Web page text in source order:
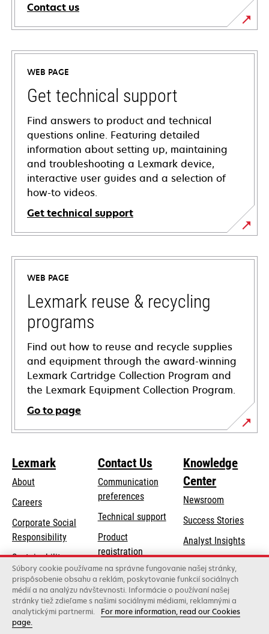
Contact us
WEB PAGE
Get technical support
Find answers to product and technical
questions online. Featuring detailed
information about setting up, maintaining
and troubleshooting a Lexmark device,
interactive user guides and a selection of
how-to videos.
Get technical support
opens
in
new
tab
WEB PAGE
Lexmark reuse & recycling
programs
Find out how to reuse and recycle supplies
and equipment through the award-winning
Lexmark Cartridge Collection Program and
the Lexmark Equipment Collection Program.
Go to page
Lexmark
About
Careers
Corporate Social
Responsibilityopens
a
new
tab
Sustainability
Lexmark Partners
Contact Us
Communication
preferences
Technical supportopens
new
tab
Product
registration
Find a dealer
List of wholesalers
Knowledge
Center
Newsroom
Success Stories
Analyst Insights
Súbory cookie používame na správne fungovanie našej stránky,
prispôsobenie obsahu a reklám, poskytovanie funkcií sociálnych
médií a na analýzu návštevnosti. Informácie o používaní našej
stránky tiež zdieľame s našimi sociálnymi médiami, reklamnými a
analytickými partnermi.
For more information, read our Cookies
page.